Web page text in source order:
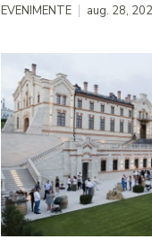
EVENIMENTE aug. 28,